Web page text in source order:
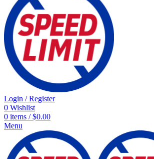
Login / Register
0 Wishlist
0 items / $0.00
Menu